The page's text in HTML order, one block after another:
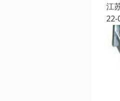
江
22-